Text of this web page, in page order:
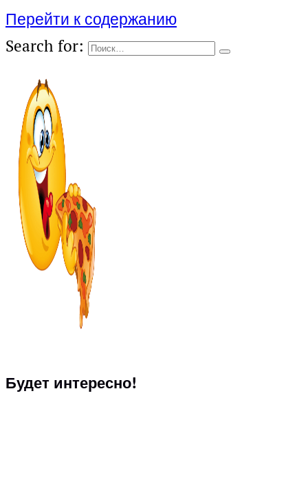
Перейти к содержанию
Search for:
Будет интересно!